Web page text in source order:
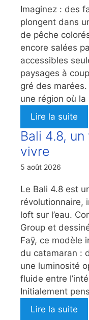
Imaginez : des
plongent dans
de pêche
encore salées
accessibles
paysages à
gré des
une région où la
Lire la suite
Bali 4.8,
vivre
5 août 2026
Le Bali 4.8 est
révolutionnaire,
loft sur l’eau.
Group et
Faÿ, ce modèle
du catamaran :
une luminosité
fluide entre
Initialement
Lire la suite